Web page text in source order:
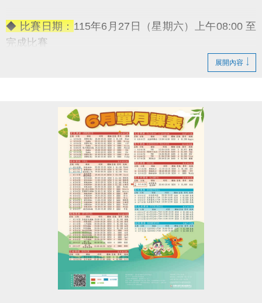
◆ 比賽日期：115年6月27日（星期六）上午08:00 至
完成比賽
18歲以上皆可參加（男子組／女子組）
【免費報名】！
◆ 活動獎勵：
→ 冠軍獎金：5,000元
→ 亞軍獎金：3,000元
→ 季軍獎金：1,000元
-————————————
五大關卡連續挑戰
箱跳→ 藥球胸推→ SSB蹲舉→ 槓鈴借力推→滑雪機
每站分開計時，完成一個循環才算成功！
120秒內完成指定動作，考驗你的體能與意志力
凡報名參賽即可獲得 #限量T-SHIRT乙件（數量有限，
展開內容